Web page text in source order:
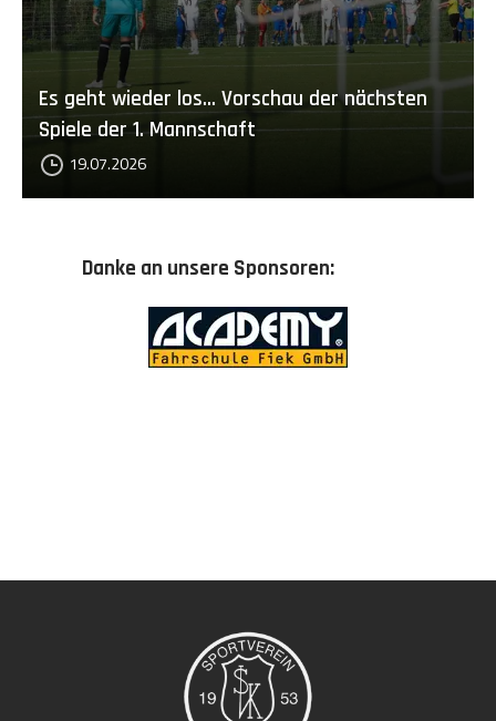
Es geht wieder los... Vorschau der nächsten
Spiele der 1. Mannschaft
19.07.2026
Danke an unsere Sponsoren: